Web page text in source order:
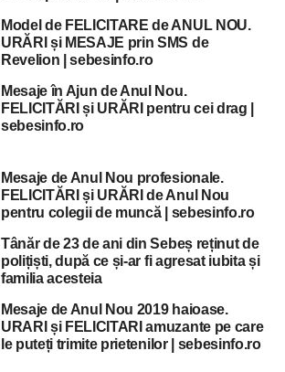
Model de FELICITARE de ANUL NOU.
URĂRI și MESAJE prin SMS de
Revelion | sebesinfo.ro
Mesaje în Ajun de Anul Nou.
FELICITĂRI și URĂRI pentru cei drag |
sebesinfo.ro
Mesaje de Anul Nou profesionale.
FELICITĂRI și URĂRI de Anul Nou
pentru colegii de muncă | sebesinfo.ro
Tânăr de 23 de ani din Sebeș reținut de
polițiști, după ce și-ar fi agresat iubita și
familia acesteia
Mesaje de Anul Nou 2019 haioase.
URARI și FELICITARI amuzante pe care
le puteți trimite prietenilor | sebesinfo.ro